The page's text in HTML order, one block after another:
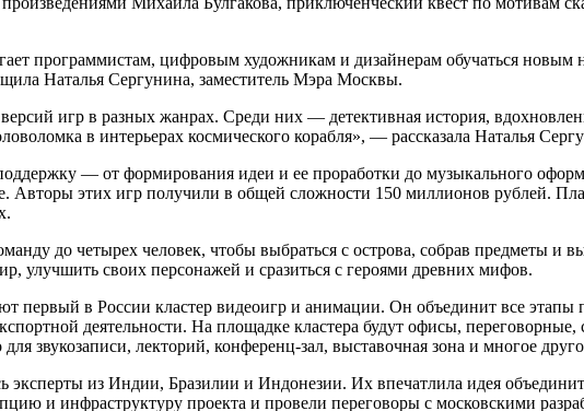
программистам, цифровым художникам и дизайнерам обучаться новым
Наталья Сергунина, заместитель Мэра Москвы.
игр в разных жанрах. Среди них — детективная история,
в интерьерах космического корабля», — рассказала Наталья
— от формирования идеи и ее проработки до музыкального
Авторы этих игр получили в общей сложности 150 миллионов рублей.
до четырех человек, чтобы выбраться с острова, собрав предметы и
улучшить своих персонажей и сразиться с героями древних мифов.
первый в России кластер видеоигр и анимации. Он объединит все
деятельности. На площадке кластера будут офисы,
звукозаписи, лекторий, конференц-зал, выставочная зона и многое
эксперты из Индии, Бразилии и Индонезии. Их впечатлила идея
и инфраструктуру проекта и провели переговоры с московскими